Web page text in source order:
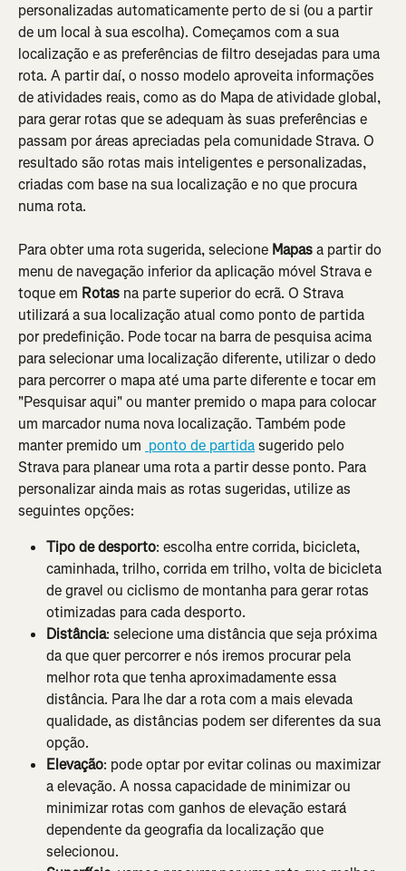
personalizadas automaticamente perto de si (ou a partir
de um local à sua escolha). Começamos com a sua
localização e as preferências de filtro desejadas para uma
rota. A partir daí, o nosso modelo aproveita informações
de atividades reais, como as do Mapa de atividade global,
para gerar rotas que se adequam às suas preferências e
passam por áreas apreciadas pela comunidade Strava. O
resultado são rotas mais inteligentes e personalizadas,
criadas com base na sua localização e no que procura
numa rota.
Para obter uma rota sugerida, selecione Mapas a partir do
menu de navegação inferior da aplicação móvel Strava e
toque em Rotas na parte superior do ecrã. O Strava
utilizará a sua localização atual como ponto de partida
por predefinição. Pode tocar na barra de pesquisa acima
para selecionar uma localização diferente, utilizar o dedo
para percorrer o mapa até uma parte diferente e tocar em
"Pesquisar aqui" ou manter premido o mapa para colocar
um marcador numa nova localização. Também pode
manter premido um ponto de partida sugerido pelo
Strava para planear uma rota a partir desse ponto. Para
personalizar ainda mais as rotas sugeridas, utilize as
seguintes opções:
Tipo de desporto: escolha entre corrida, bicicleta,
caminhada, trilho, corrida em trilho, volta de bicicleta
de gravel ou ciclismo de montanha para gerar rotas
otimizadas para cada desporto.
Distância: selecione uma distância que seja próxima
da que quer percorrer e nós iremos procurar pela
melhor rota que tenha aproximadamente essa
distância. Para lhe dar a rota com a mais elevada
qualidade, as distâncias podem ser diferentes da sua
opção.
Elevação: pode optar por evitar colinas ou maximizar
a elevação. A nossa capacidade de minimizar ou
minimizar rotas com ganhos de elevação estará
dependente da geografia da localização que
selecionou.